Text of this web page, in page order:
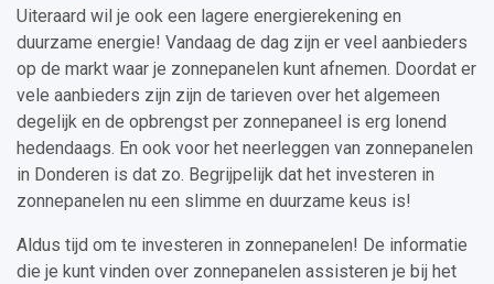
Uiteraard wil je ook een lagere energierekening en
duurzame energie! Vandaag de dag zijn er veel aanbieders
op de markt waar je zonnepanelen kunt afnemen. Doordat er
vele aanbieders zijn zijn de tarieven over het algemeen
degelijk en de opbrengst per zonnepaneel is erg lonend
hedendaags. En ook voor het neerleggen van zonnepanelen
in Donderen is dat zo. Begrijpelijk dat het investeren in
zonnepanelen nu een slimme en duurzame keus is!
Aldus tijd om te investeren in zonnepanelen! De informatie
die je kunt vinden over zonnepanelen assisteren je bij het